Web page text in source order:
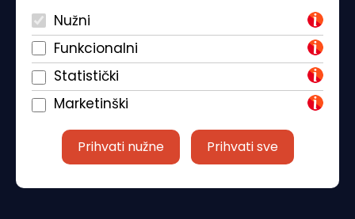
Nužni
Funkcionalni
Statistički
Marketinški
Prihvati nužne Prihvati sve
info@klickandbook.com